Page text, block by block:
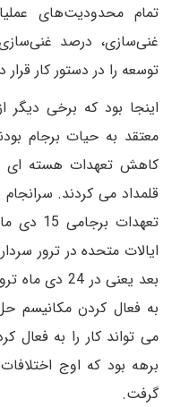
تمام محدودیت‌های
غنی‌سازی، درصد
توسعه را در دستور کار
اینجا بود که برخی دیگر
معتقد به حیات برجام
کاهش تعهدات هسته ای
قلمداد می کردند.
بعد یعنی در
به فعال کردن مکانیسم
می تواند کار را به فعال
برهه بود که اوج
گرفت.